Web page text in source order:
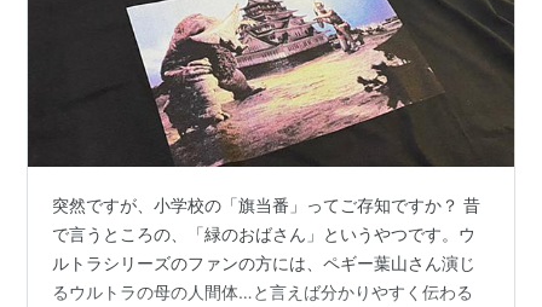
突然ですが、小学校の「旗当番」ってご存知ですか？ 昔
で言うところの、「緑のおばさん」というやつです。ウ
ルトラシリーズのファンの方には、ペギー葉山さん演じ
るウルトラの母の人間体…と言えば分かりやすく伝わる